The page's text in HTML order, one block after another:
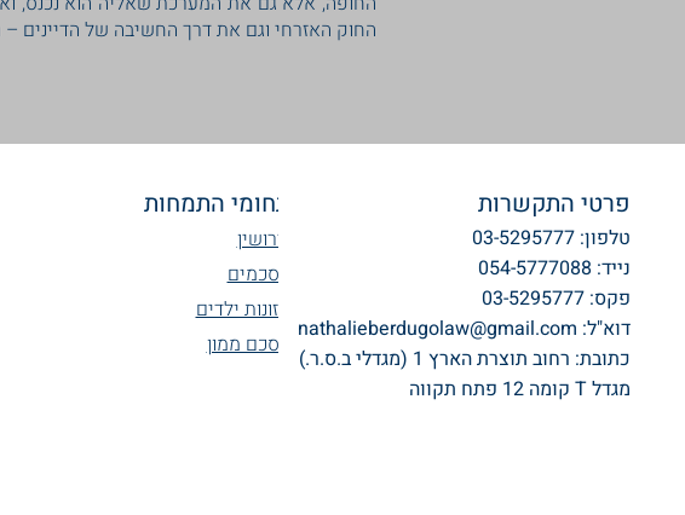
החוק האזרחי וגם את דרך החשיבה של הדיינים –
תחומי התמחות
גירושין
הסכמים
מזונות ילדים
הסכם ממון
פרטי התקשרות
טלפון: 03-5295777
נייד: 054-5777088
פקס: 03-5295777
דוא"ל: nathalieberdugolaw@gmail.com
כתובת:
רחוב תוצרת הארץ 1 (מגדלי ב.ס.ר.)
מגדל T קומה 12 פתח תקווה